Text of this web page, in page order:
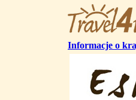
Informacje o